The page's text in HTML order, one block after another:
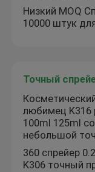
Низкий MOQ
10000 штук
Точный
любимец K316
100ml 125ml
небольшой
360 спрейер
K306 точный